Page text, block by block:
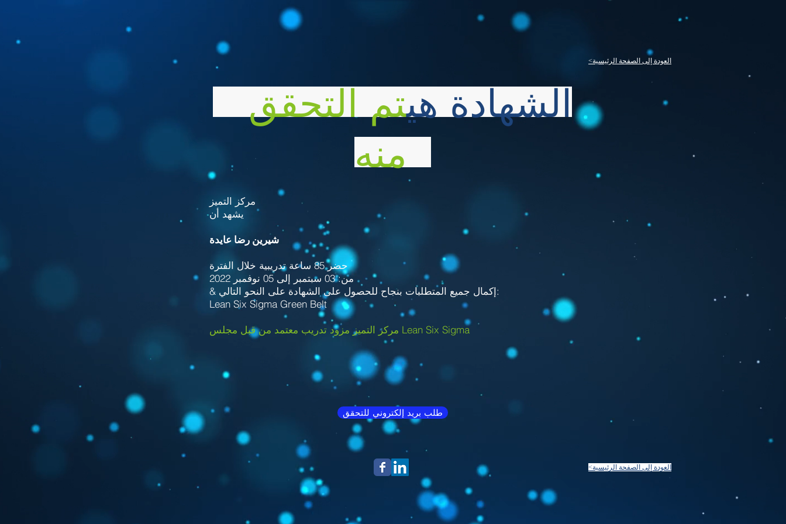
<العودة إلى الصفحة الرئيسية
الشهادة هيتم التحقق
مركز التميز
يشهد أن
شيرين رضا عايدة
حضر 85 ساعة تدريبية خلال الفترة
من: 03 سبتمبر إلى 05 نوفمبر 2022
& إكمال جميع المتطلبات بنجاح للحصول على الشهادة على النحو التالي:
Lean Six Sigma Green Belt
مركز التميز مزود تدريب معتمد من قبل مجلس Lean Six Sigma
طلب بريد إلكتروني للتحقق
<العودة إلى الصفحة الرئيسية